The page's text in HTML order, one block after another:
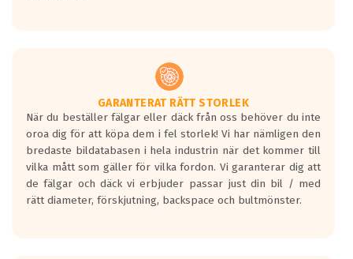
Vid körning i över 50km/h brukar
rullmotståndets ljud överträffa
motorljudet.
På däckmärkningen kommer det finnas
en symbol av ett däck med vågar. Hög
bullernivå markeras med svarta vågor
medans de vita vågorna påvisar om det är
ett tyst däck.
GARANTERAT RÄTT STORLEK
När du beställer fälgar eller däck från oss behöver du inte
oroa dig för att köpa dem i fel storlek! Vi har nämligen den
bredaste bildatabasen i hela industrin när det kommer till
vilka mått som gäller för vilka fordon. Vi garanterar dig att
de fälgar och däck vi erbjuder passar just din bil / med
rätt diameter, förskjutning, backspace och bultmönster.